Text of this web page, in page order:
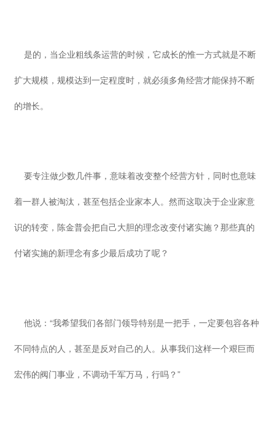
是的，当企业粗线条运营的时候，它成长的惟一方式就是不断
扩大规模，规模达到一定程度时，就必须多角经营才能保持不断
的增长。
要专注做少数几件事，意味着改变整个经营方针，同时也意味
着一群人被淘汰，甚至包括企业家本人。然而这取决于企业家意
识的转变，陈金普会把自己大胆的理念改变付诸实施？那些真的
付诸实施的新理念有多少最后成功了呢？
他说：“我希望我们各部门领导特别是一把手，一定要包容各种
不同特点的人，甚至是反对自己的人。从事我们这样一个艰巨而
宏伟的阀门事业，不调动千军万马，行吗？”